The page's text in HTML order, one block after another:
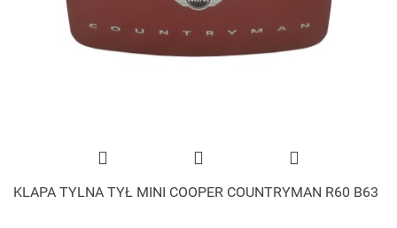
KLAPA TYLNA TYŁ MINI COOPER COUNTRYMAN R60 B63